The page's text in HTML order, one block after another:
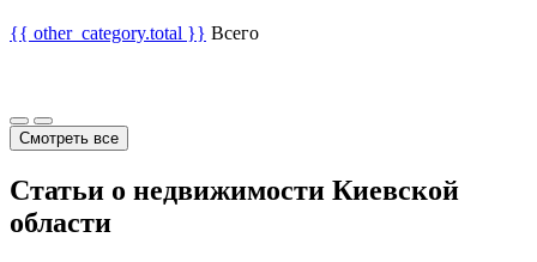
{{ other_category.total }} Всего
Смотреть все
Статьи о недвижимости Киевской
области